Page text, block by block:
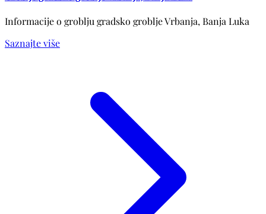
Informacije o groblju gradsko groblje Vrbanja, Banja Luka
Saznajte više